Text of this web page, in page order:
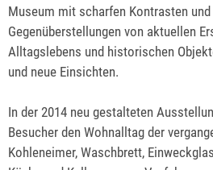
Museum mit scharfen Kontrasten
Gegenüberstellungen von aktuellen
Alltagslebens und historischen
und neue Einsichten.
In der 2014 neu gestalteten
Besucher den Wohnalltag der
Kohleneimer, Waschbrett,